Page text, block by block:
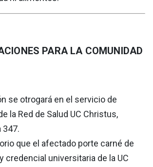
PARA LA COMUNIDAD
se otrogará en el servicio de
la Red de Salud UC Christus,
347.
que el afectado porte carné de
credencial universitaria de la UC